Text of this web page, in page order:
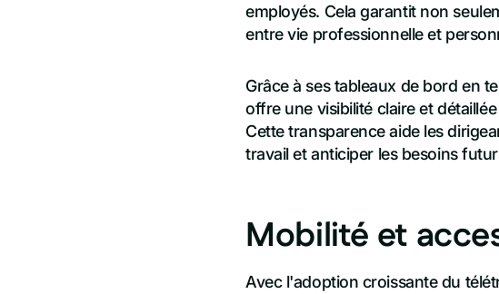
employés. Cela garantit non
entre vie professionnelle et
Grâce à ses tableaux de bord en
offre une visibilité claire et
Cette transparence aide les
travail et anticiper les besoins
Mobilité et
Avec l'adoption croissante du